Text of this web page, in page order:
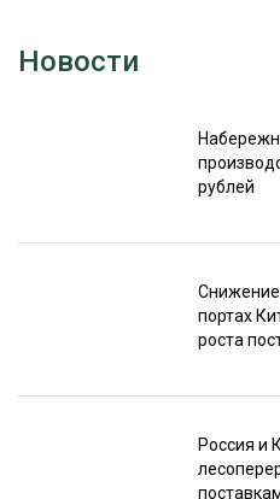
Новости
рублей
Снижение
портах
роста
Россия и